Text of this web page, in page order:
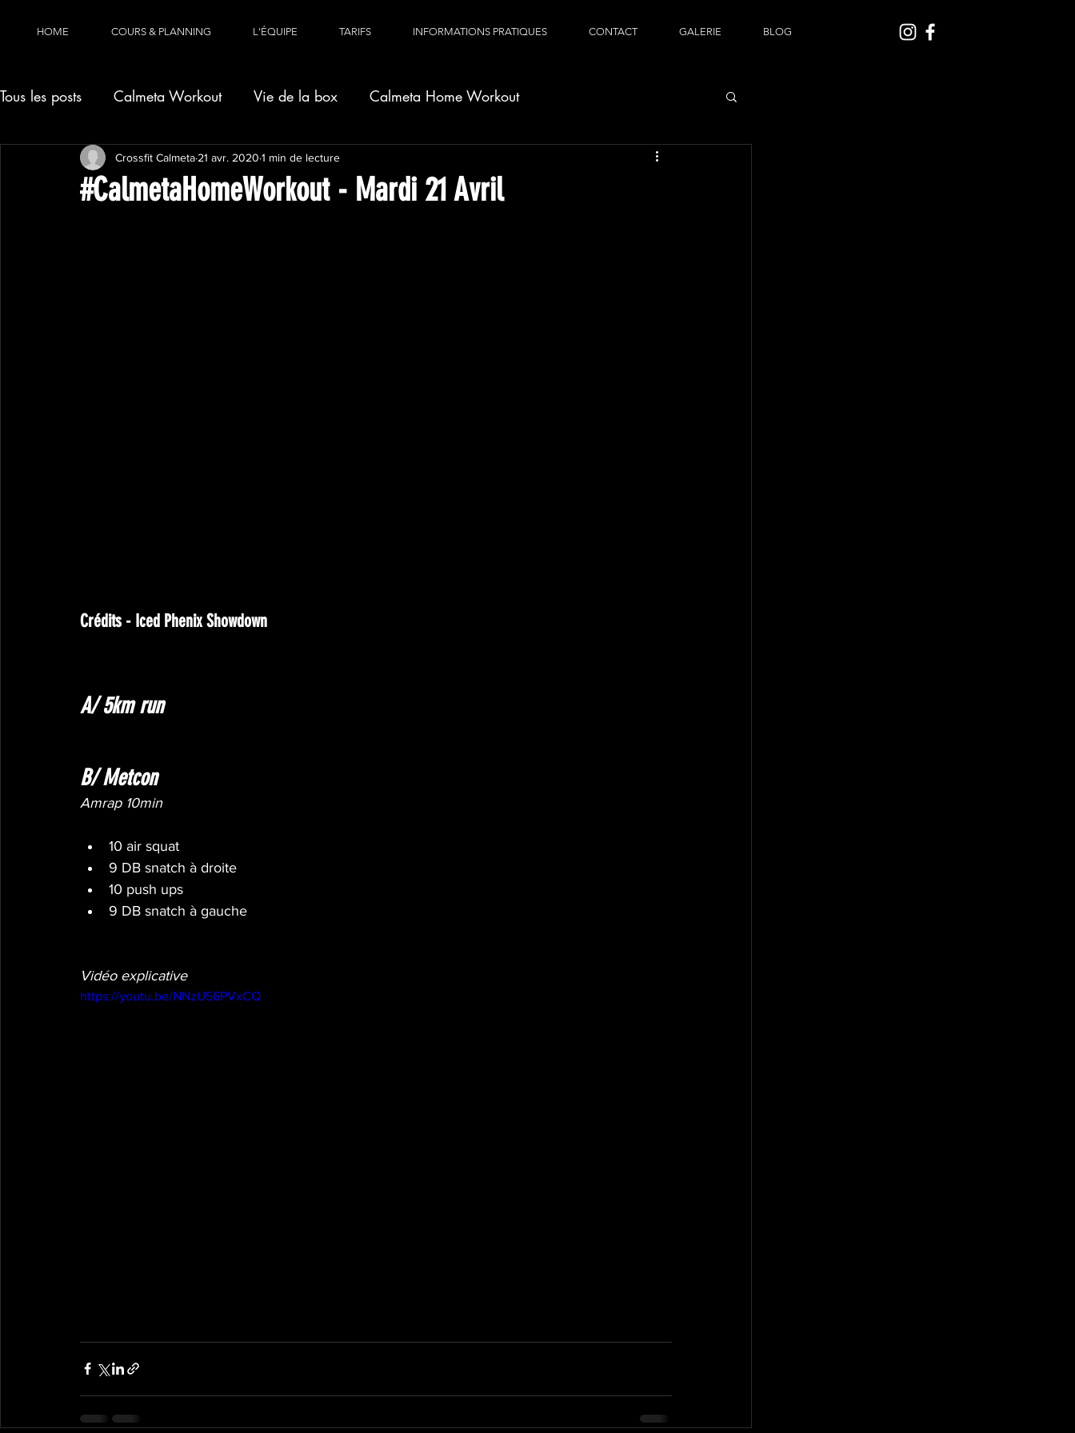
HOME COURS & PLANNING L'ÉQUIPE TARIFS INFORMATIONS PRATIQUES CONTACT GALERIE BLOG
Tous les posts Calmeta Workout Vie de la box Calmeta Home Workout
#CalmetaHomeWorkout - Mardi 21 Avril
Crossfit Calmeta 21 avr. 2020 1 min de lecture
Crédits - Iced Phenix Showdown
A/ 5km run
B/ Metcon
Amrap 10min
10 air squat
9 DB snatch à droite
10 push ups
9 DB snatch à gauche
Vidéo explicative
https://youtu.be/NNzU56PVxCQ